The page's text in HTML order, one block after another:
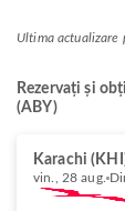
Ultima actualizare
Rezervați și
(ABY)
Karachi
vin., 28 aug.